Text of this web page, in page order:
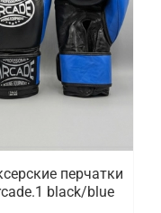
перчатки
black/blue